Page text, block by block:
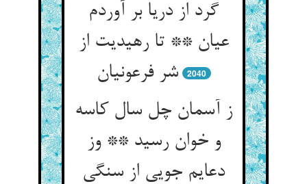
گرد از دریا بر آوردم
عیان ** تا رهیدیت از
شر فرعونیان‏
2040
ز آسمان چل سال کاسه
و خوان رسید ** وز
دعایم جویی از سنگی